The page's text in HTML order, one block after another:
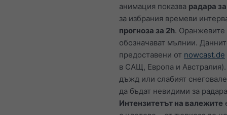
анимация показва радара
за избрания времеви
прогноза за 2h. Оранжевите
обозначават мълнии.
предоставени от nowcast.de
в САЩ, Европа и
дъжд или слабият
да бъдат невидими за
Интензитетът на валежите